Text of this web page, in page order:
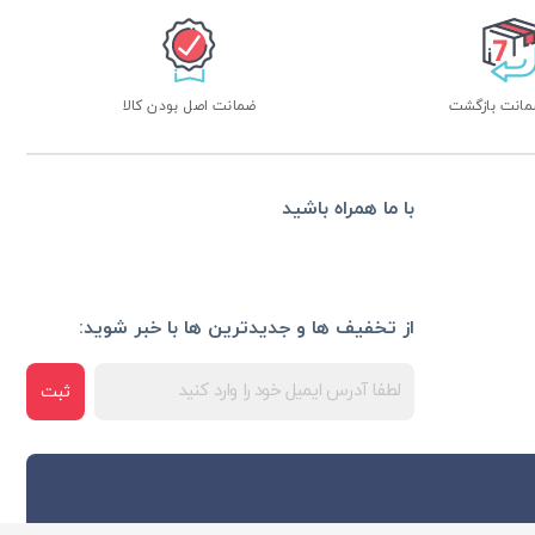
ضمانت اصل بودن کالا
از تخفیف ها و جدیدترین ها با خبر شوید:
ثبت
با ما همراه باشید